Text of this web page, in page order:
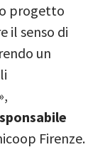
progetto
il senso di
un
Firenze.